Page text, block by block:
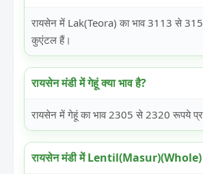
रायसेन में Lak(Teora) का भाव 3113 से
कुएंटल हैं।
रायसेन मंडी में गेहूं क्या भाव है?
रायसेन में गेहूं का भाव 2305 से 2320 रूपये
रायसेन मंडी में Lentil(Masur)(Whole)